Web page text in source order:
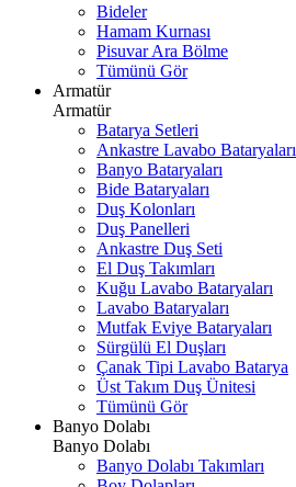
Bideler
Hamam Kurnası
Pisuvar Ara Bölme
Tümünü Gör
Armatür
Armatür
Batarya Setleri
Ankastre Lavabo Bataryaları
Banyo Bataryaları
Bide Bataryaları
Duş Kolonları
Duş Panelleri
Ankastre Duş Seti
El Duş Takımları
Kuğu Lavabo Bataryaları
Lavabo Bataryaları
Mutfak Eviye Bataryaları
Sürgülü El Duşları
Çanak Tipi Lavabo Batarya
Üst Takım Duş Ünitesi
Tümünü Gör
Banyo Dolabı
Banyo Dolabı
Banyo Dolabı Takımları